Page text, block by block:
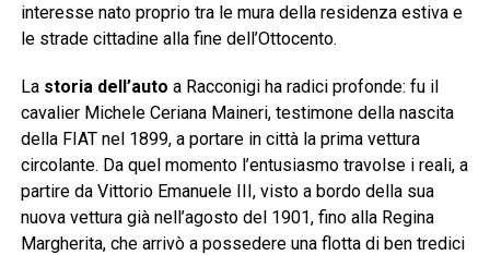
interesse nato proprio tra le mura della residenza estiva e
le strade cittadine alla fine dell’Ottocento.
La storia dell’auto a Racconigi ha radici profonde: fu il
cavalier Michele Ceriana Maineri, testimone della nascita
della FIAT nel 1899, a portare in città la prima vettura
circolante. Da quel momento l’entusiasmo travolse i reali, a
partire da Vittorio Emanuele III, visto a bordo della sua
nuova vettura già nell’agosto del 1901, fino alla Regina
Margherita, che arrivò a possedere una flotta di ben tredici